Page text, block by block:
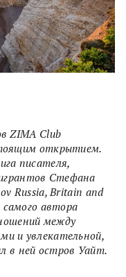
ZIMA Club
открытием.
писателя,
Стефана
Russia, Britain and
автора
между
и увлекательной,
в ней остров Уайт.